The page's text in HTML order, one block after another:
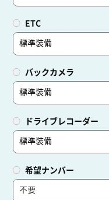
ETC
バックカメラ
ドライブレコーダー
希望ナンバー